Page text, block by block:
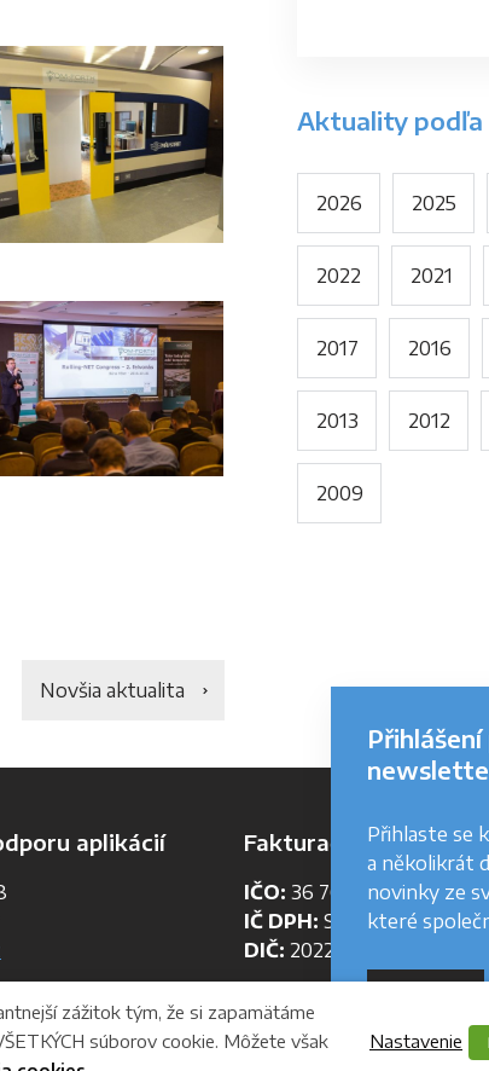
Novšia aktualita
Aktuality podľa
2026 2025
2022 2021
2017 2016
2013 2012
2009
aplikácií Fakturačné údaje
IČO: 36 762 644
IČ DPH: SK 2022358228
DIČ: 2022358228
Přihlaste se
a několikrát
novinky ze
které
zážitok tým, že si zapamätáme
súborov cookie. Môžete však
Nastavenie